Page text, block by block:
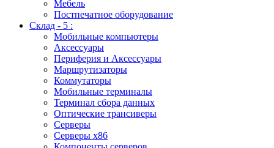
Мебель
Постпечатное оборудование
Склад - 5 :
Мобильные компьютеры
Аксессуары
Периферия и Аксессуары
Маршрутизаторы
Коммутаторы
Мобильные терминалы
Терминал сбора данных
Оптические трансиверы
Серверы
Серверы x86